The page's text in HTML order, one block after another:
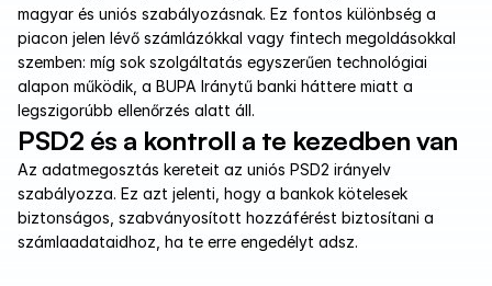
magyar és uniós szabályozásnak. Ez fontos különbség a
piacon jelen lévő számlázókkal vagy fintech megoldásokkal
szemben: míg sok szolgáltatás egyszerűen technológiai
alapon működik, a BUPA Iránytű banki háttere miatt a
legszigorúbb ellenőrzés alatt áll.
PSD2 és a kontroll a te kezedben van
Az adatmegosztás kereteit az uniós PSD2 irányelv
szabályozza. Ez azt jelenti, hogy a bankok kötelesek
biztonságos, szabványosított hozzáférést biztosítani a
számlaadataidhoz, ha te erre engedélyt adsz.